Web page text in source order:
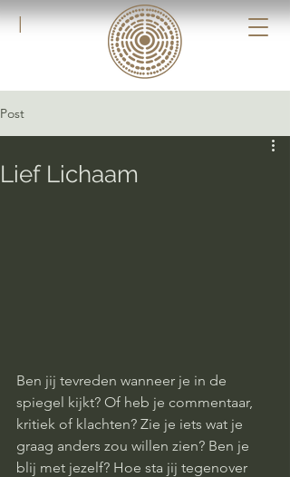
|
Post
Lief Lichaam
Ben jij tevreden wanneer je in de
spiegel kijkt? Of heb je commentaar,
kritiek of klachten? Zie je iets wat je
graag anders zou willen zien? Ben je
blij met jezelf? Hoe sta jij tegenover